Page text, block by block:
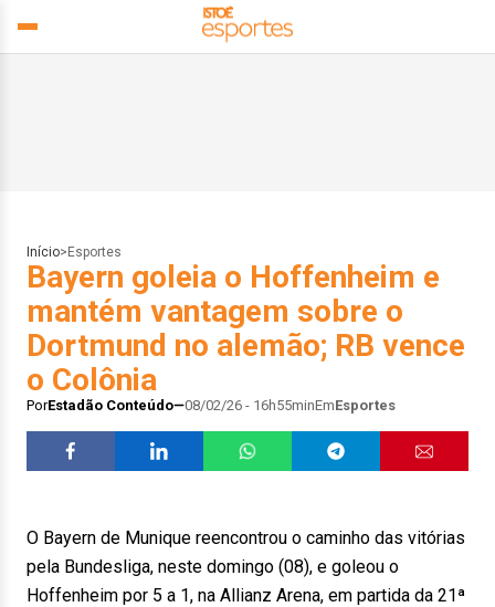
Início> Esportes
Bayern goleia o Hoffenheim e
mantém vantagem sobre o
Dortmund no alemão; RB vence
o Colônia
PorEstadão Conteúdo 08/02/26 - 16h55minEmEsportes
O Bayern de Munique reencontrou o caminho das vitórias
pela Bundesliga, neste domingo (08), e goleou o
Hoffenheim por 5 a 1, na Allianz Arena, em partida da 21ª